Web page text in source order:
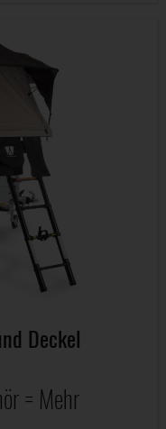
Deckel
= Mehr